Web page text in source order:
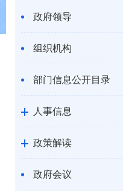
政府领导
组织机构
部门信息公开目录
人事信息
政策解读
政府会议